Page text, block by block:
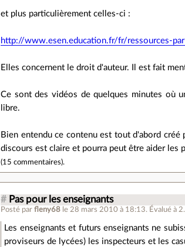
et plus particulièrement celles-ci :
http://www.esen.education.fr/fr/ressources-
Elles concernent le droit d'auteur. Il est fait
Ce sont des vidéos de quelques minutes où
libre.
Bien entendu ce contenu est tout d'abord
discours est claire et pourra peut être aider les
(15 commentaires).
# Pas pour les enseignants
Posté parfleny68 le 28 mars 2010 à 18:13. Évalué à 2.
Les enseignants et futurs enseignants ne
proviseurs de lycées) les inspecteurs et les